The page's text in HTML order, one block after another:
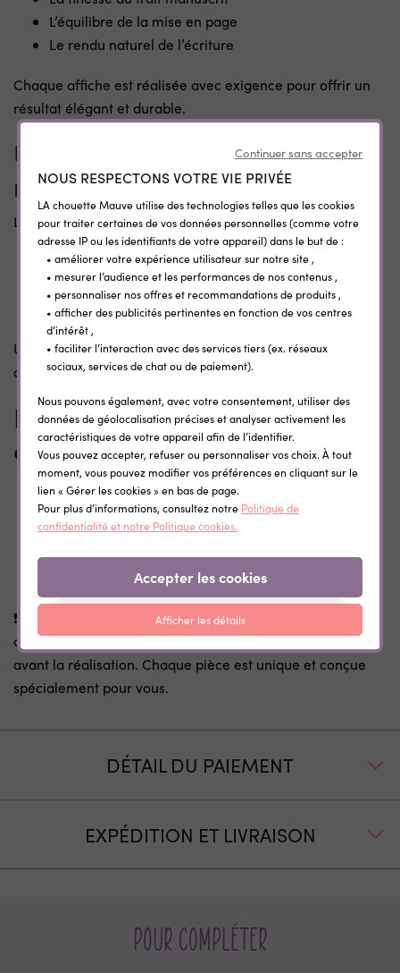
L’équilibre de la mise en page
Le rendu naturel de l’écriture
Chaque affiche est réalisée avec exigence pour offrir un
résultat élégant et durable.
Une affiche naissance au style
raffiné et intemporel
Le style calligraphique séduit par :
Son rendu haut de gamme
Son esthétique minimaliste et chic
Sa forte valeur émotionnelle
Une décoration idéale pour une chambre bébé ou pour
offrir un cadeau de naissance unique.
Pourquoi choisir cette affiche
de naissance personnalisée
Écriture manuscrite réalisée à la main
Création artisanale unique
Rendu élégant et naturel
Cadeau naissance personnalisé premium
Objet souvenir durable et intemporel
❗
: En raison de la calligraphie manuelle de
cette création, aucun aperçu visuel ne peut être fourni
avant la réalisation. Chaque pièce est unique et conçue
spécialement pour vous.
DÉTAIL DU PAIEMENT
EXPÉDITION ET LIVRAISON
Pour compléter
Continuer sans accepter
NOUS RESPECTONS VOTRE VIE PRIVÉE
LA chouette Mauve utilise des technologies telles que les cookies
pour traiter certaines de vos données personnelles (comme votre
adresse IP ou les identifiants de votre appareil) dans le but de :
• améliorer votre expérience utilisateur sur notre site ,
• mesurer l’audience et les performances de nos contenus ,
• personnaliser nos offres et recommandations de produits ,
• afficher des publicités pertinentes en fonction de vos centres
d’intérêt ,
• faciliter l’interaction avec des services tiers (ex. réseaux
sociaux, services de chat ou de paiement).
Nous pouvons également, avec votre consentement, utiliser des
données de géolocalisation précises et analyser activement les
caractéristiques de votre appareil afin de l’identifier.
Vous pouvez accepter, refuser ou personnaliser vos choix. À tout
moment, vous pouvez modifier vos préférences en cliquant sur le
lien « Gérer les cookies » en bas de page.
Pour plus d’informations, consultez notre Politique de
confidentialité et notre Politique cookies.
Accepter les cookies
Afficher les détails